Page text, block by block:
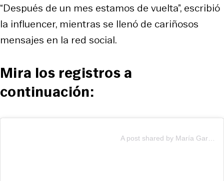
“Después de un mes estamos de vuelta”, escribió
la influencer, mientras se llenó de cariñosos
mensajes en la red social.
Mira los registros a
continuación: